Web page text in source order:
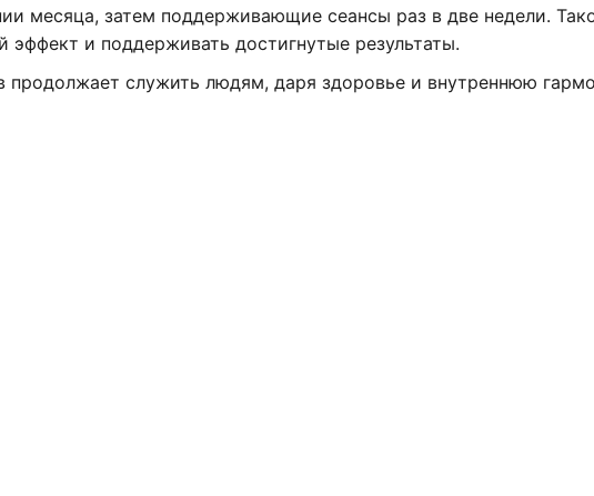
месяца, затем поддерживающие сеансы раз в две недели.
эффект и поддерживать достигнутые результаты.
продолжает служить людям, даря здоровье и внутреннюю